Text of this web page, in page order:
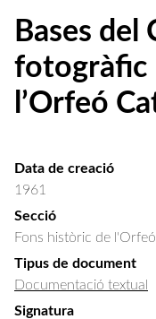
Bases del
fotogràfic
l’Orfeó
Data de creació
1961
Secció
Fons històric de
Tipus de document
Documentació textual
Signatura